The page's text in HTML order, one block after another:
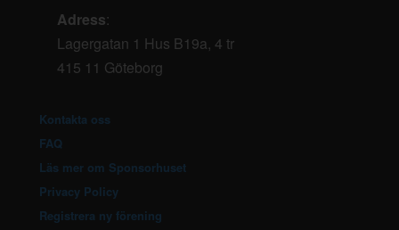
Adress:
Lagergatan 1 Hus B19a, 4 tr
415 11 Göteborg
Kontakta oss
FAQ
Läs mer om Sponsorhuset
Privacy Policy
Registrera ny förening